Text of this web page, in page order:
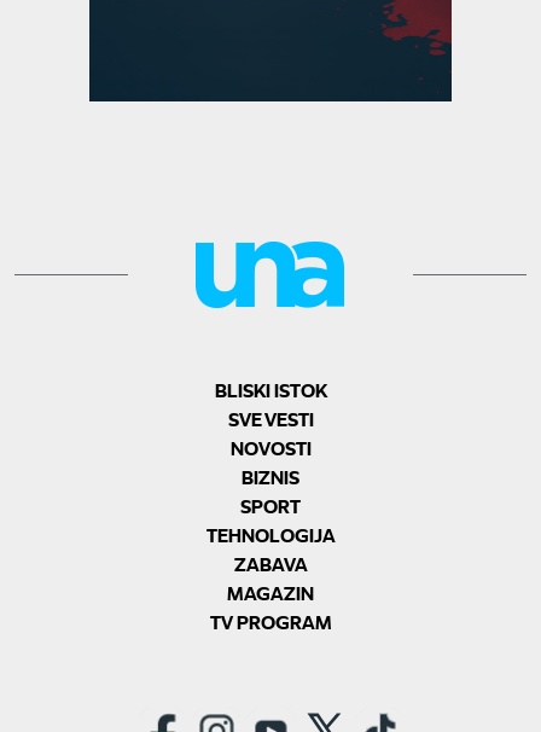
BLISKI ISTOK
SVE VESTI
NOVOSTI
BIZNIS
SPORT
TEHNOLOGIJA
ZABAVA
MAGAZIN
TV PROGRAM